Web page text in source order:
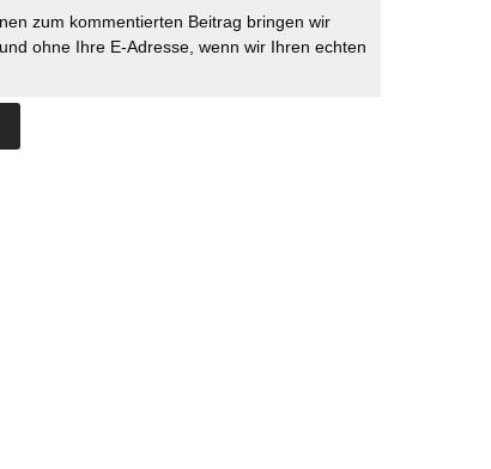
zum kommentierten Beitrag bringen wir
ohne Ihre E-Adresse, wenn wir Ihren echten